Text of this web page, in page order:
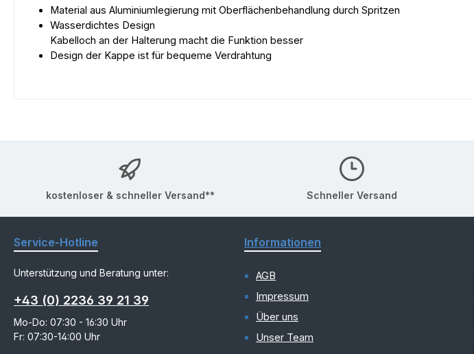
Material aus Aluminiumlegierung mit Oberflächenbehandlung durch Spritzen
Wasserdichtes Design
Kabelloch an der Halterung macht die Funktion besser
Design der Kappe ist für bequeme Verdrahtung
kostenloser & schneller Versand** Schneller Versand
Service-Hotline
Unterstützung und Beratung unter:
+43 (0) 2236 39 21 39
Mo-Do: 07:30 - 16:30 Uhr
Fr: 07:30-14:00 Uhr
Informationen
AGB
Impressum
Über uns
Unser Team